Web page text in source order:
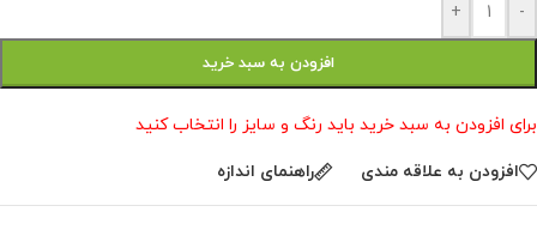
-
+
افزودن به سبد خرید
برای افزودن به سبد خرید باید رنگ و سایز را انتخاب کنید
افزودن به علاقه مندی راهنمای اندازه